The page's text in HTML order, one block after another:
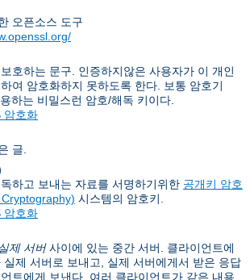
오픈소스 도구
호하는 문구. 인증하지않은 사용자가 이 개인
여 암호화하지 못하도록 한다. 보통 암호기
하는 비밀스런 암호/해독 키이다.
암호화
글.
하고 보내는 자료를 서명하기위한 공개키 암호
시스템의 암호키.
암호화
실제 서버사이에 있는 중간 서버. 클라이언트에
실제 서버로 보내고, 실제 서버에게서 받은 응답
트에게 보낸다. 여러 클라이언트가 같은 내용